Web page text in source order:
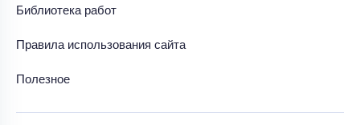
Библиотека работ
Правила использования сайта
Полезное